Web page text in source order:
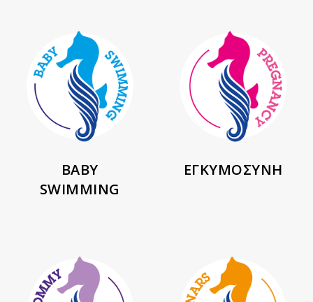
BABY
SWIMMING
ΕΓΚΥΜΟΣΥΝΗ